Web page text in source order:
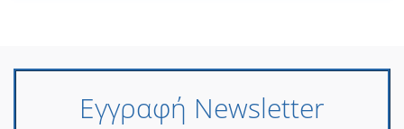
Εγγραφή Newsletter